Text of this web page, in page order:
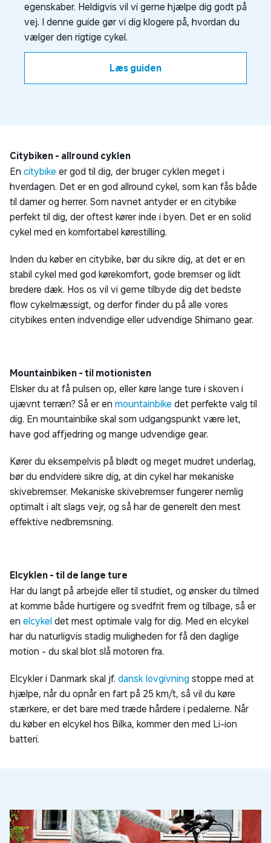
egenskaber. Heldigvis vil vi gerne hjælpe dig godt på
vej. I denne guide gør vi dig klogere på, hvordan du
vælger den rigtige cykel.
Læs guiden
Citybiken - allround cyklen
En citybike er god til dig, der bruger cyklen meget i
hverdagen. Det er en god allround cykel, som kan fås både
til damer og herrer. Som navnet antyder er en citybike
perfekt til dig, der oftest kører inde i byen. Det er en solid
cykel med en komfortabel kørestilling.
Inden du køber en citybike, bør du sikre dig, at det er en
stabil cykel med god kørekomfort, gode bremser og lidt
bredere dæk. Hos os vil vi gerne tilbyde dig det bedste
flow cykelmæssigt, og derfor finder du på alle vores
citybikes enten indvendige eller udvendige Shimano gear.
Mountainbiken - til motionisten
Elsker du at få pulsen op, eller køre lange ture i skoven i
ujævnt terræn? Så er en mountainbike det perfekte valg til
dig. En mountainbike skal som udgangspunkt være let,
have god affjedring og mange udvendige gear.
Kører du eksempelvis på blødt og meget mudret underlag,
bør du endvidere sikre dig, at din cykel har mekaniske
skivebremser. Mekaniske skivebremser fungerer nemlig
optimalt i alt slags vejr, og så har de generelt den mest
effektive nedbremsning.
Elcyklen - til de lange ture
Har du langt på arbejde eller til studiet, og ønsker du tilmed
at komme både hurtigere og svedfrit frem og tilbage, så er
en elcykel det mest optimale valg for dig. Med en elcykel
har du naturligvis stadig muligheden for få den daglige
motion - du skal blot slå motoren fra.
Elcykler i Danmark skal jf. dansk lovgivning stoppe med at
hjælpe, når du opnår en fart på 25 km/t, så vil du køre
stærkere, er det bare med træde hårdere i pedalerne. Når
du køber en elcykel hos Bilka, kommer den med Li-ion
batteri.